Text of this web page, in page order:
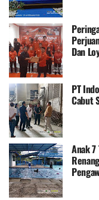
Dan
PT
Cabut
Anak 7